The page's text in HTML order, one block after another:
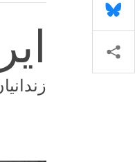
Share this via Bluesky
More sharing options